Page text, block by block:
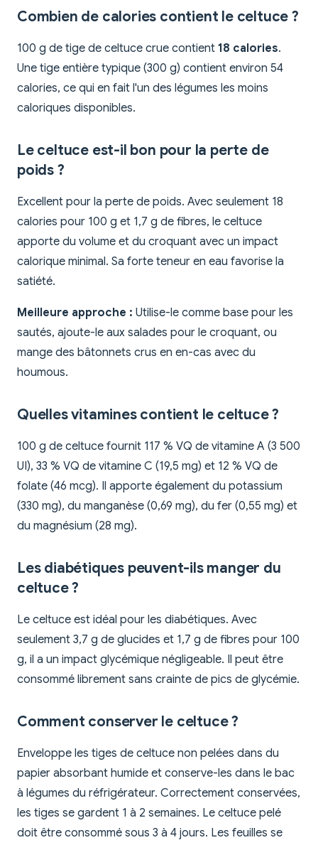
Combien de calories contient le celtuce ?
100 g de tige de celtuce crue contient 18 calories.
Une tige entière typique (300 g) contient environ 54
calories, ce qui en fait l'un des légumes les moins
caloriques disponibles.
Le celtuce est-il bon pour la perte de
poids ?
Excellent pour la perte de poids. Avec seulement 18
calories pour 100 g et 1,7 g de fibres, le celtuce
apporte du volume et du croquant avec un impact
calorique minimal. Sa forte teneur en eau favorise la
satiété.
Meilleure approche : Utilise-le comme base pour les
sautés, ajoute-le aux salades pour le croquant, ou
mange des bâtonnets crus en en-cas avec du
houmous.
Quelles vitamines contient le celtuce ?
100 g de celtuce fournit 117 % VQ de vitamine A (3 500
UI), 33 % VQ de vitamine C (19,5 mg) et 12 % VQ de
folate (46 mcg). Il apporte également du potassium
(330 mg), du manganèse (0,69 mg), du fer (0,55 mg) et
du magnésium (28 mg).
Les diabétiques peuvent-ils manger du
celtuce ?
Le celtuce est idéal pour les diabétiques. Avec
seulement 3,7 g de glucides et 1,7 g de fibres pour 100
g, il a un impact glycémique négligeable. Il peut être
consommé librement sans crainte de pics de glycémie.
Comment conserver le celtuce ?
Enveloppe les tiges de celtuce non pelées dans du
papier absorbant humide et conserve-les dans le bac
à légumes du réfrigérateur. Correctement conservées,
les tiges se gardent 1 à 2 semaines. Le celtuce pelé
doit être consommé sous 3 à 4 jours. Les feuilles se